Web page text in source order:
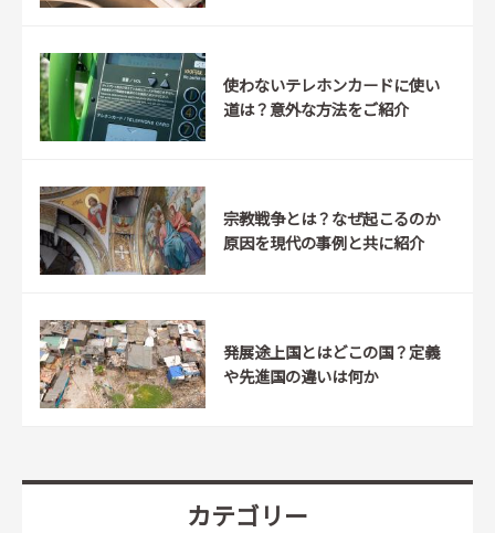
使わないテレホンカードに使い
道は？意外な方法をご紹介
宗教戦争とは？なぜ起こるのか
原因を現代の事例と共に紹介
発展途上国とはどこの国？定義
や先進国の違いは何か
カテゴリー